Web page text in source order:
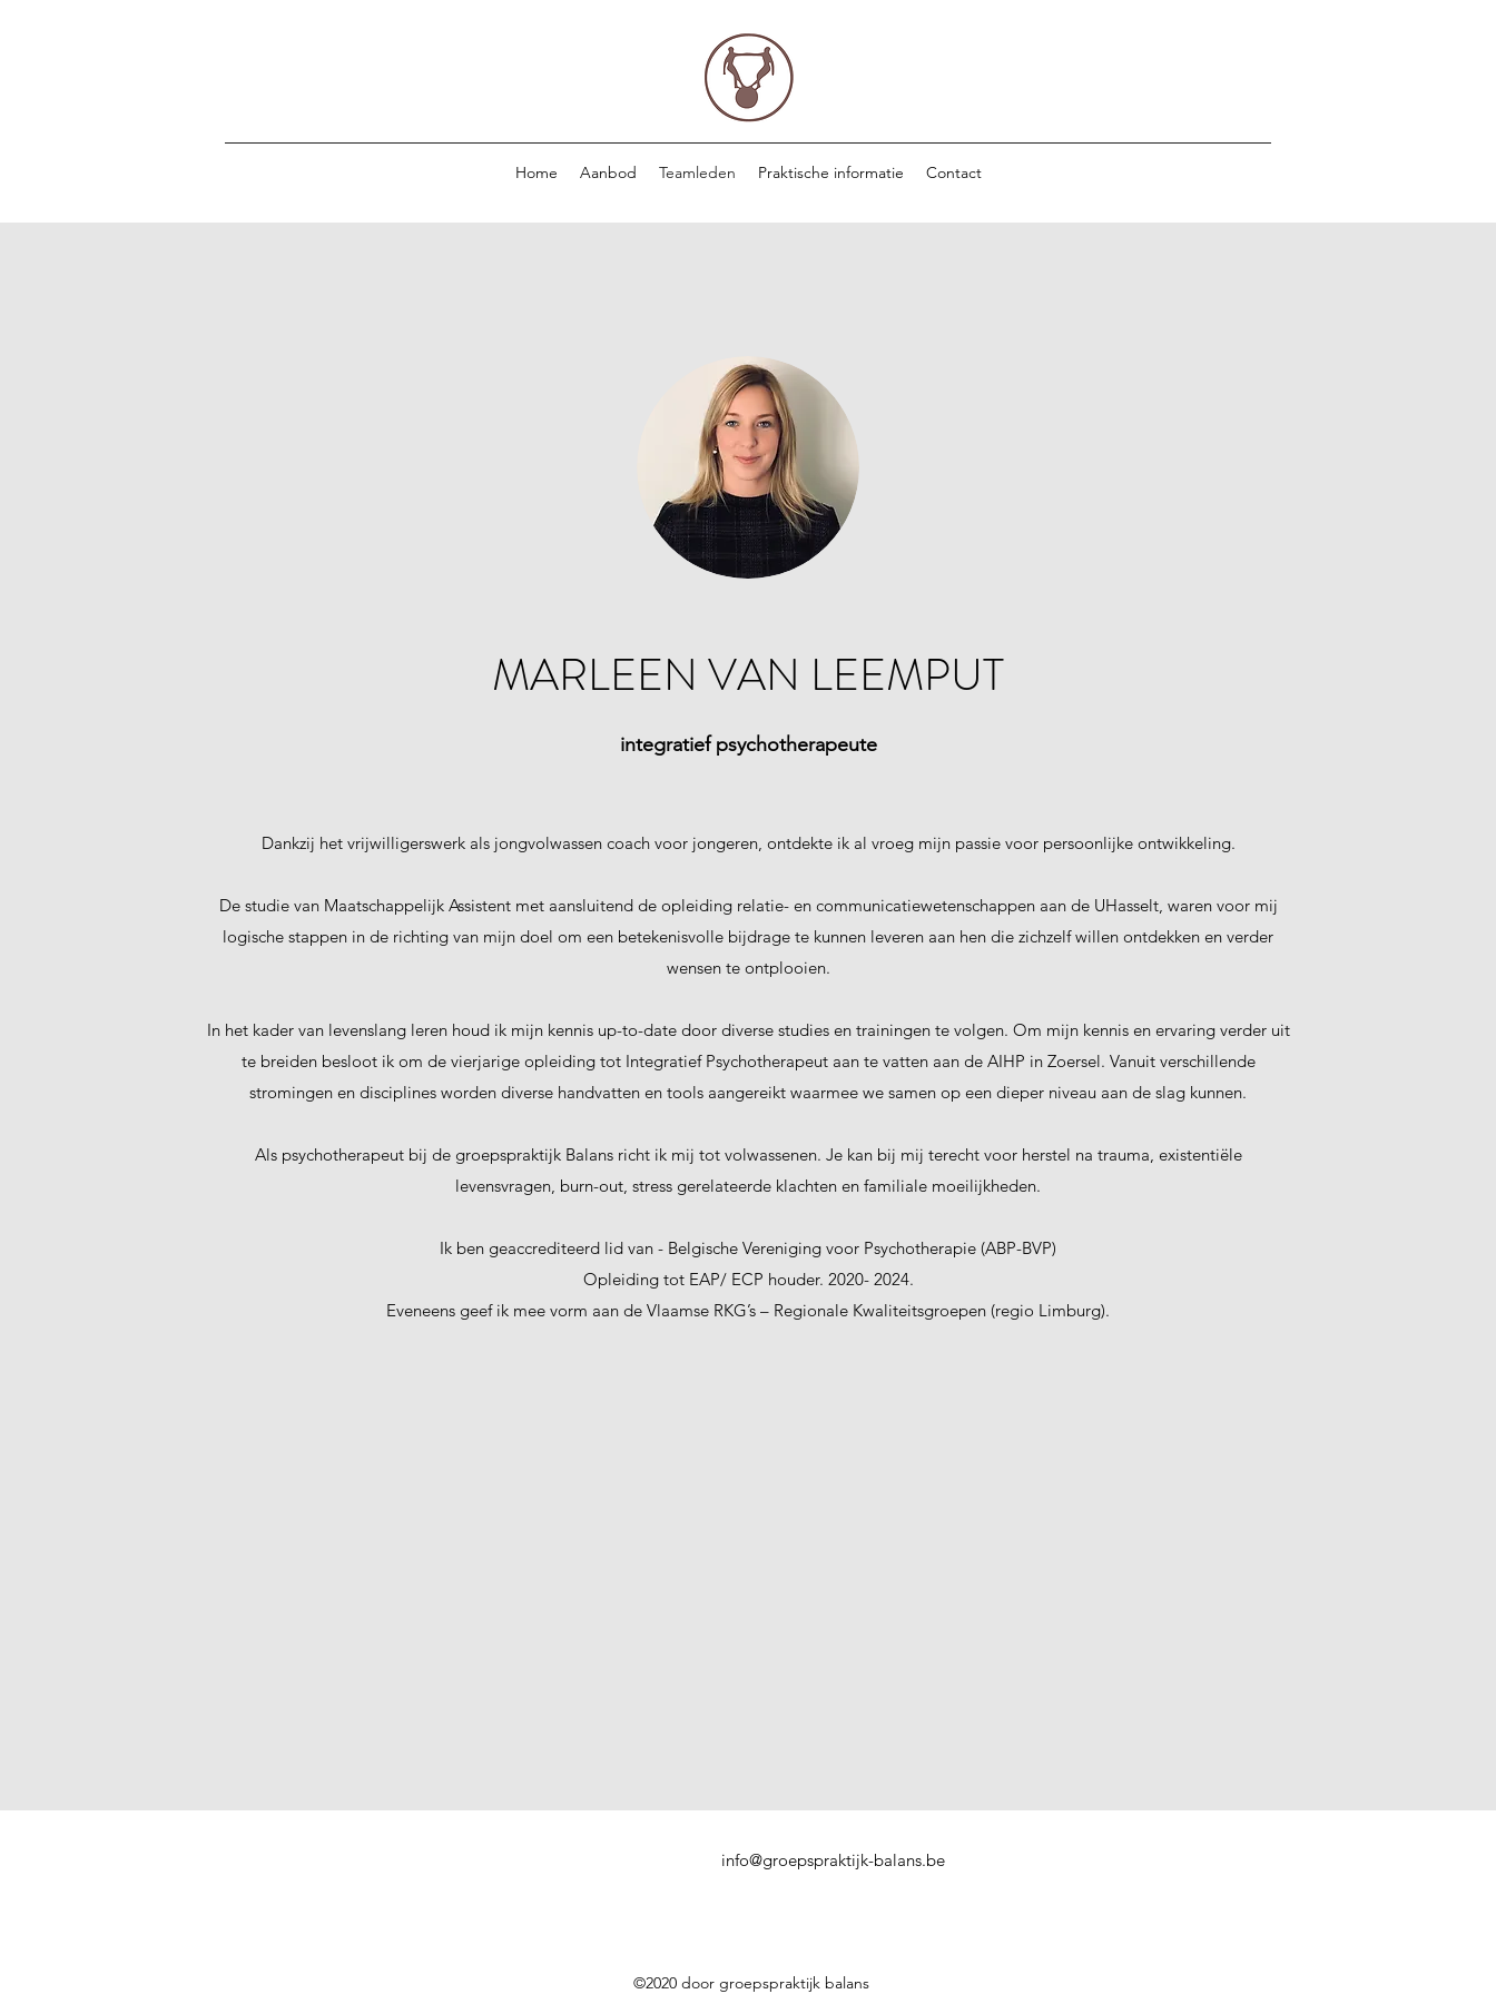
Home Aanbod Teamleden Praktische informatie Contact
MARLEEN VAN LEEMPUT
integratiefpsychotherapeute
Dankzij het vrijwilligerswerk als jongvolwassen coach voor jongeren, ontdekte ik al vroeg mijn passie voor persoonlijke ontwikkeling.
De studie van Maatschappelijk Assistent met aansluitend de opleiding relatie- en communicatiewetenschappen aan de UHasselt, waren voor mij
logische stappen in de richting van mijn doel om een betekenisvolle bijdrage te kunnen leveren aan hen die zichzelf willen ontdekken en verder
wensen te ontplooien.
In het kader van levenslang leren houd ik mijn kennis up-to-date door diverse studies en trainingen te volgen. Om mijn kennis en ervaring verder uit
te breiden besloot ik om de vierjarige opleiding tot Integratief Psychotherapeut aan te vatten aan de AIHP in Zoersel. Vanuit verschillende
stromingen en disciplines worden diverse handvatten en tools aangereikt waarmee we samen op een dieper niveau aan de slag kunnen.
Als psychotherapeut bij de groepspraktijk Balans richt ik mij tot volwassenen. Je kan bij mij terecht voor herstel na trauma, existentiële
levensvragen, burn-out, stress gerelateerde klachten en familiale moeilijkheden.
Ik ben geaccrediteerd lid van - Belgische Vereniging voor Psychotherapie (ABP-BVP)
Opleiding tot EAP/ ECP houder. 2020- 2024.
Eveneens geef ik mee vorm aan de Vlaamse RKG’s – Regionale Kwaliteitsgroepen (regio Limburg).
info@groepspraktijk-balans.be
©2020 door groepspraktijk balans